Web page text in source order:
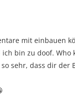
mit einbauen
bin zu doof. Who
sehr, dass dir